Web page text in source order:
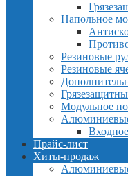
Напольное
Резиновые
Резиновые
Модульное
Прайс-лист
Хиты-продаж